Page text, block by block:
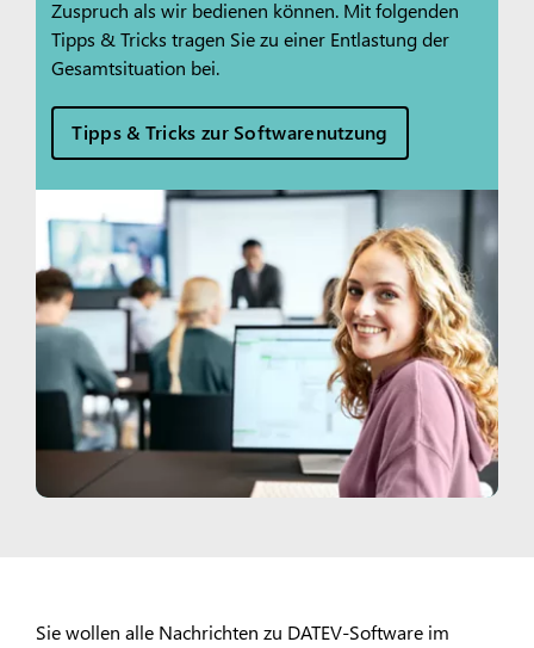
Zuspruch als wir bedienen können. Mit folgenden
Tipps & Tricks tragen Sie zu einer Entlastung der
Gesamtsituation bei.
Tipps & Tricks zur Softwarenutzung
Sie wollen alle Nachrichten zu DATEV-Software im